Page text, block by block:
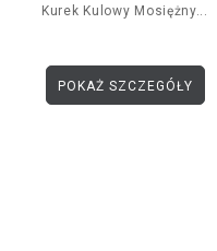
Kurek Kulowy Mosiężny...
POKAŻ SZCZEGÓŁY